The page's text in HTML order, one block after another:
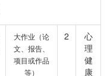
大作业（论
文、报告、
项目或作品
等）
2
心
理
健
康